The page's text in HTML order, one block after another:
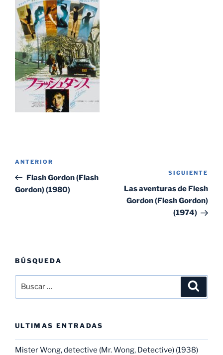
entradas
Entrada
anterior:
ANTERIOR
Flash Gordon (Flash
Gordon) (1980)
SIGUIENTE
Las aventuras de Flesh
Gordon (Flesh Gordon)
(1974)
BÚSQUEDA
por:
ULTIMAS ENTRADAS
Mister Wong, detective (Mr. Wong, Detective) (1938)